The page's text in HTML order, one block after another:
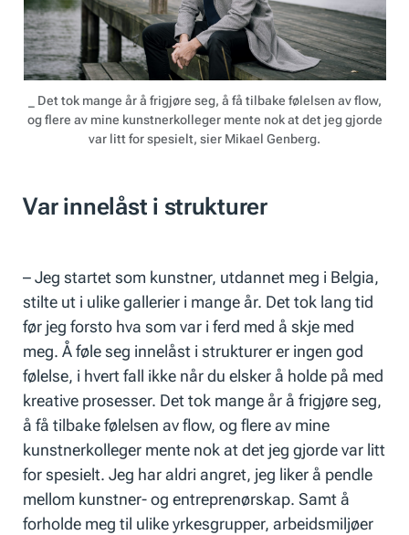
_ Det tok mange år å frigjøre seg, å få tilbake følelsen av flow,
og ﬂere av mine kunstnerkolleger mente nok at det jeg gjorde
var litt for spesielt, sier Mikael Genberg.
Var innelåst i strukturer
– Jeg startet som kunstner, utdannet meg i Belgia,
stilte ut i ulike gallerier i mange år. Det tok lang tid
før jeg forsto hva som var i ferd med å skje med
meg. Å føle seg innelåst i strukturer er ingen god
følelse, i hvert fall ikke når du elsker å holde på med
kreative prosesser. Det tok mange år å frigjøre seg,
å få tilbake følelsen av flow, og flere av mine
kunstnerkolleger mente nok at det jeg gjorde var litt
for spesielt. Jeg har aldri angret, jeg liker å pendle
mellom kunstner- og entreprenørskap. Samt å
forholde meg til ulike yrkesgrupper, arbeidsmiljøer